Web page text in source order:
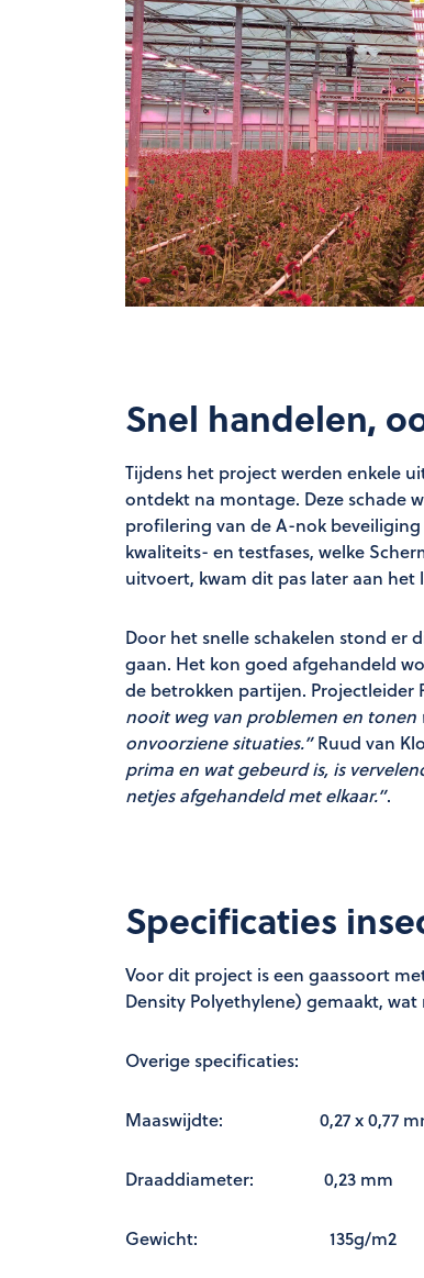
Snel handelen,
Tijdens het project werden enkele
ontdekt na montage. Deze schade
profilering van de A-nok
kwaliteits- en testfases, welke
uitvoert, kwam dit pas later aan het
Door het snelle schakelen stond er
gaan. Het kon goed afgehandeld
de betrokken partijen. Projectleider
nooit weg van problemen en
onvoorziene situaties.”Ruud van
prima en wat gebeurd is, is
netjes afgehandeld met elkaar.”.
Specificaties
Voor dit project is een gaassoort
Density Polyethylene) gemaakt,
Overige specificaties:
Maaswijdte: 0,27 x 0,77
Draaddiameter: 0,23 mm
Gewicht: 135g/m2